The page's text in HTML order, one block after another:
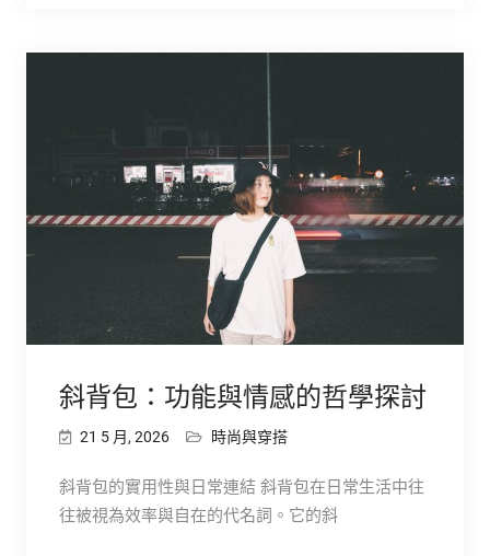
斜背包：功能與情感的哲學探討
21 5 月, 2026 時尚與穿搭
斜背包的實用性與日常連結 斜背包在日常生活中往
往被視為效率與自在的代名詞。它的斜